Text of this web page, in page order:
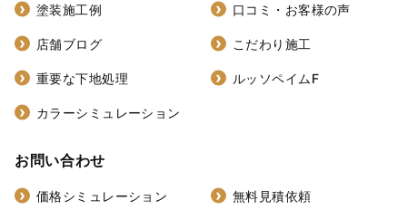
塗装施工例 口コミ・お客様の声
店舗ブログ こだわり施工
重要な下地処理 ルッソペイムF
カラーシミュレーション
お問い合わせ
価格シミュレーション 無料見積依頼